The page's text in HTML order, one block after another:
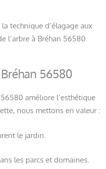
technique d’élagage aux
l’arbre à Bréhan 56580.
56580
améliore l’esthétique
nous mettons en valeur :
le jardin.
les parcs et domaines.